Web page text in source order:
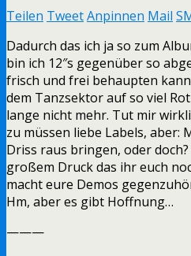
Teilen TweetAnpinnen Mail
Dadurch das ich ja so zum
bin ich 12″s gegenüber so
frisch und frei behaupten
dem Tanzsektor auf so viel
lange nicht mehr. Tut mir
zu müssen liebe Labels, aber:
Driss raus bringen, oder
großem Druck das ihr euch
macht eure Demos
Hm, aber es gibt Hoffnung…
———